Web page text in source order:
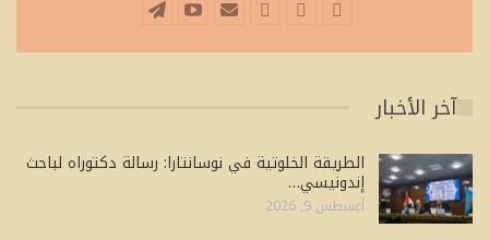
آخر الأخبار
الطريقة الخلوتية في نوسانتارا: رسالة دكتوراه لباحث
إندونيسي…
أغسطس 9, 2026